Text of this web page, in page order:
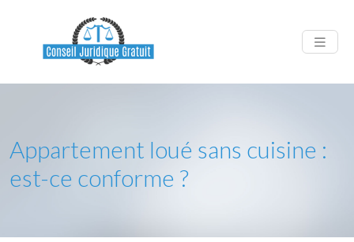
Appartement loué sans cuisine :
est-ce conforme ?